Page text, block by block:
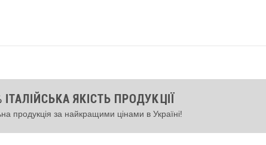
ЯКІСТЬ ПРОДУКЦІЇ
продукція за найкращими цінами в Україні!